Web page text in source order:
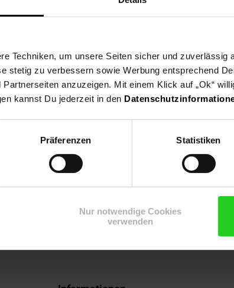
Techniken, um unsere Seiten sicher und zuverlässig
stetig zu verbessern sowie Werbung entsprechend
anzuzeigen. Mit einem Klick auf „Ok“
kannst Du jederzeit in den
Präferenzen Statistiken
Nur notwendige Cookies
verwenden
eine reibungslose und schnelle Verbindung
Jetzt Newsletter abonnieren